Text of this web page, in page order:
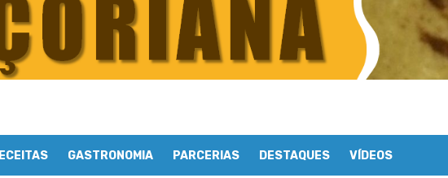
GASTRONOMIA PARCERIAS DESTAQUES VÍDEOS